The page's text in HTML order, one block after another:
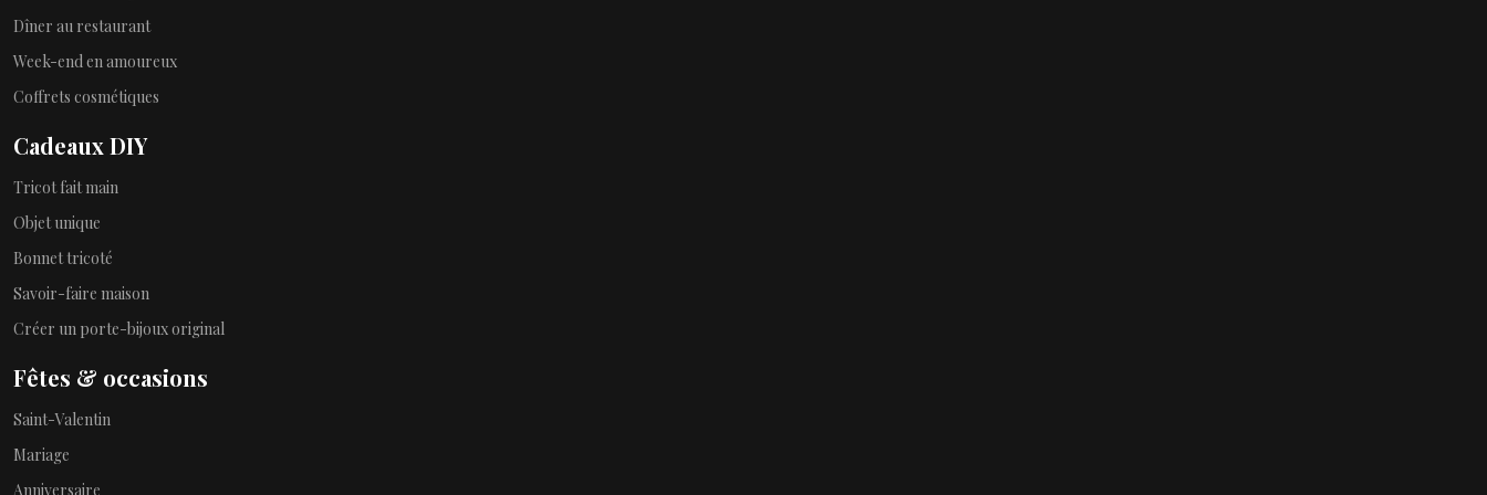
Dîner au restaurant
Week-end en amoureux
Coffrets cosmétiques
Cadeaux DIY
Tricot fait main
Objet unique
Bonnet tricoté
Savoir-faire maison
Créer un porte-bijoux original
Fêtes & occasions
Saint-Valentin
Mariage
Anniversaire